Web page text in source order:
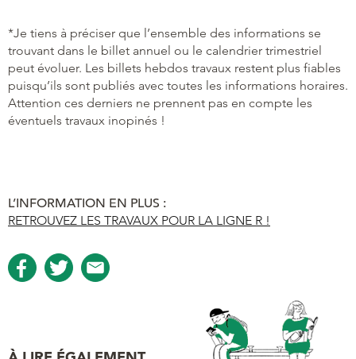
*Je tiens à préciser que l’ensemble des informations se
trouvant dans le billet annuel ou le calendrier trimestriel
peut évoluer. Les billets hebdos travaux restent plus fiables
puisqu’ils sont publiés avec toutes les informations horaires.
Attention ces derniers ne prennent pas en compte les
éventuels travaux inopinés !
L’INFORMATION EN PLUS :
RETROUVEZ LES TRAVAUX POUR LA LIGNE R !